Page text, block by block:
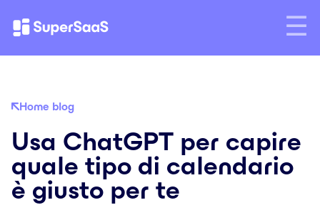
Home blog
Usa ChatGPT per capire
quale tipo di calendario
è giusto per te